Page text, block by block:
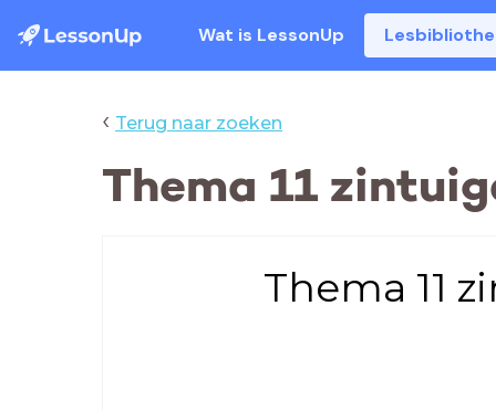
Wat is LessonUp
‹ Terug naar zoeken
Thema 11
Thema 11